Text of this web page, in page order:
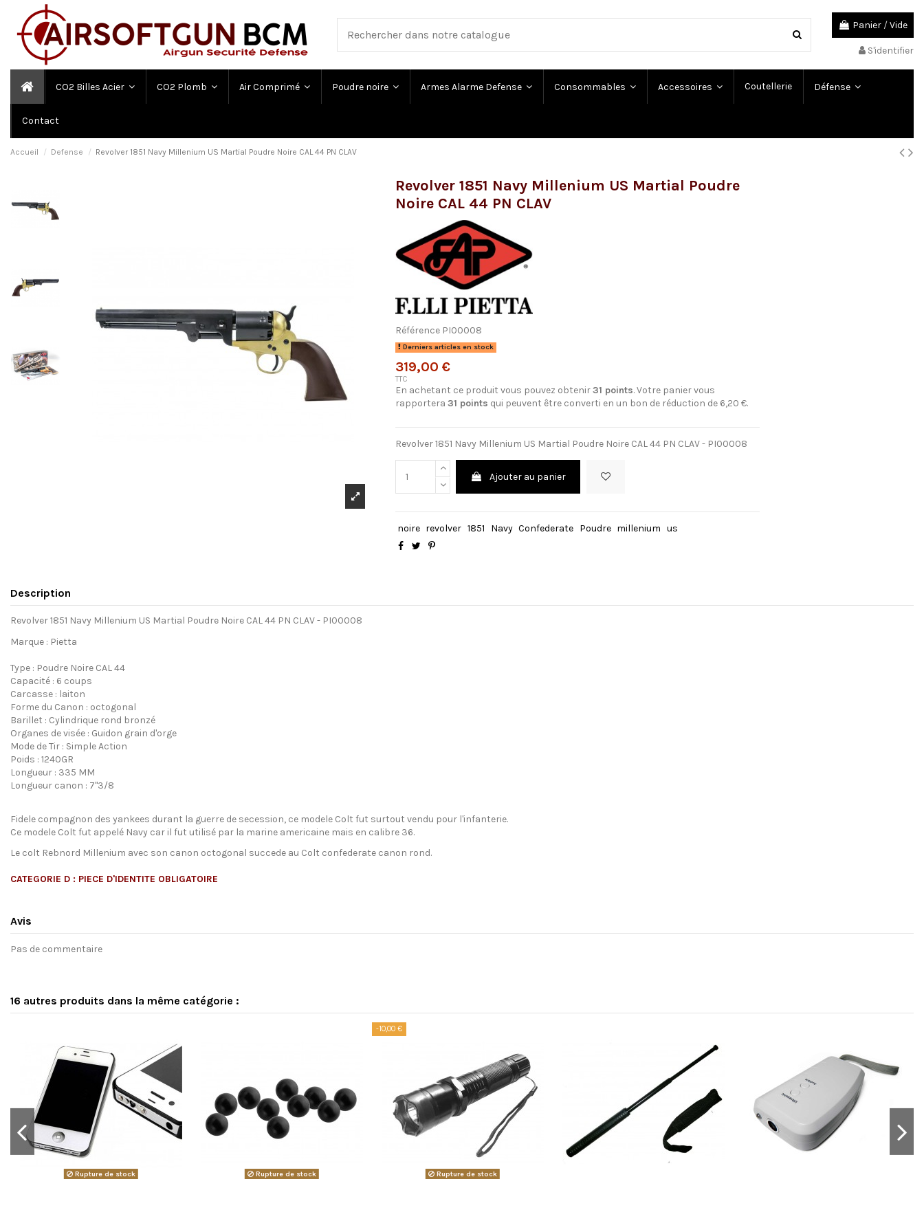
Panier /Vide
S'identifier
CO2 Billes Acier CO2 Plomb Air Comprimé Poudre noire Armes Alarme Defense Consommables Accessoires Coutellerie Défense
Contact
Accueil Defense Revolver 1851 Navy Millenium US Martial Poudre Noire CAL 44 PN CLAV
Revolver 1851 Navy Millenium US Martial Poudre
Noire CAL 44 PN CLAV
Référence PI00008
Derniers articles en stock
319,00 €
TTC
En achetant ce produit vous pouvez obtenir31 points. Votre panier vous
rapportera 31 points qui peuvent être converti en un bon de réduction de 6,20 €.
Revolver 1851 Navy Millenium US Martial Poudre Noire CAL 44 PN CLAV - PI00008
Ajouter au panier
noire revolver 1851 Navy Confederate Poudre millenium us
Description
Revolver 1851 Navy Millenium US Martial Poudre Noire CAL 44 PN CLAV - PI00008
Marque : Pietta
Type : Poudre Noire CAL 44
Capacité : 6 coups
Carcasse : laiton
Forme du Canon : octogonal
Barillet : Cylindrique rond bronzé
Organes de visée : Guidon grain d'orge
Mode de Tir : Simple Action
Poids : 1240GR
Longueur : 335 MM
Longueur canon : 7"3/8
Fidele compagnon des yankees durant la guerre de secession, ce modele Colt fut surtout vendu pour l'infanterie.
Ce modele Colt fut appelé Navy car il fut utilisé par la marine americaine mais en calibre 36.
Le colt Rebnord Millenium avec son canon octogonal succede au Colt confederate canon rond.
CATEGORIE D : PIECE D'IDENTITE OBLIGATOIRE
Avis
Pas de commentaire
16 autres produits dans la même catégorie :
Rupture de stock Rupture de stock
-10,00 €
Rupture de stock